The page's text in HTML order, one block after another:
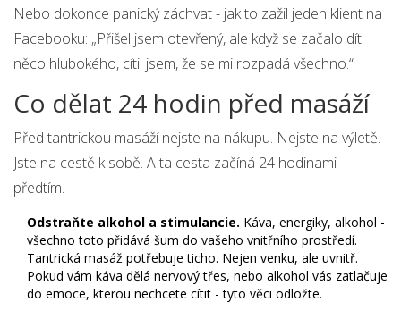
Nebo dokonce panický záchvat - jak to zažil jeden klient na
Facebooku: „Přišel jsem otevřený, ale když se začalo dít
něco hlubokého, cítil jsem, že se mi rozpadá všechno.“
Co dělat 24 hodin před masáží
Před tantrickou masáží nejste na nákupu. Nejste na výletě.
Jste na cestě k sobě. A ta cesta začíná 24 hodinami
předtím.
Odstraňte alkohol a stimulancie. Káva, energiky, alkohol -
všechno toto přidává šum do vašeho vnitřního prostředí.
Tantrická masáž potřebuje ticho. Nejen venku, ale uvnitř.
Pokud vám káva dělá nervový třes, nebo alkohol vás zatlačuje
do emoce, kterou nechcete cítit - tyto věci odložte.